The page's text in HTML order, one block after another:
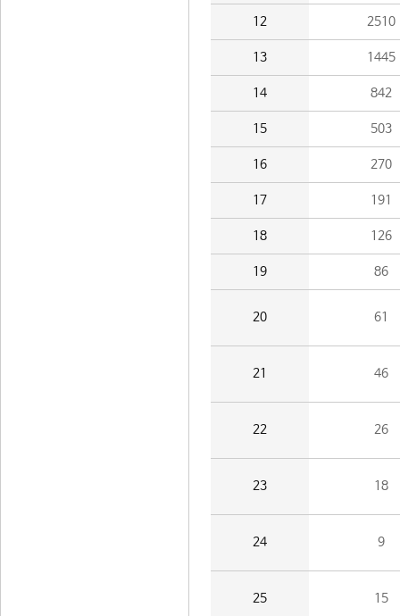
12 2510
13 1445
14 842
15 503
16 270
17 191
18 126
19 86
20 61
21 46
22 26
23 18
24 9
25 15